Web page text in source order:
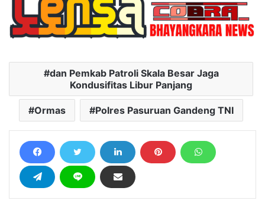
dan Pemkab Patroli Skala Besar Jaga
Kondusifitas Libur Panjang
Ormas Polres Pasuruan Gandeng TNI